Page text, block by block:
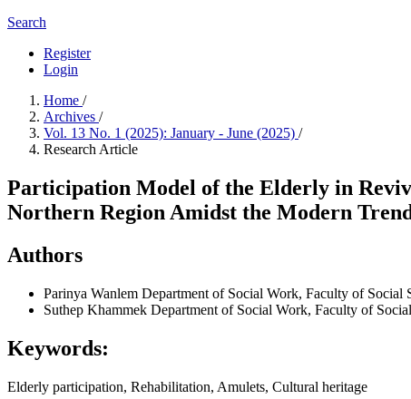
Search
Register
Login
Home /
Archives /
Vol. 13 No. 1 (2025): January - June (2025) /
Research Article
Participation Model of the Elderly in
Northern Region Amidst the Modern
Authors
Parinya Wanlem Department of Social Work, Faculty of Social
Suthep Khammek Department of Social Work, Faculty of
Keywords:
Elderly participation, Rehabilitation, Amulets, Cultural heritage